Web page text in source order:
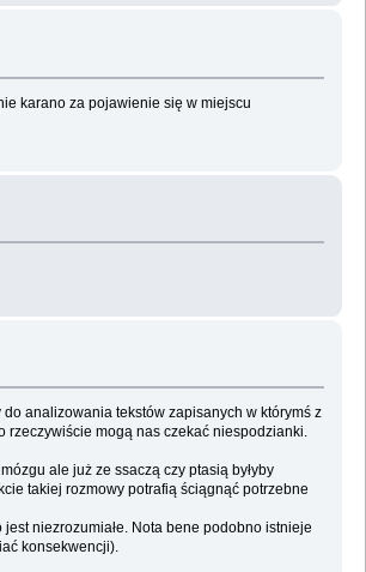
karano za pojawienie się w miejscu
analizowania tekstów zapisanych w którymś z
rzeczywiście mogą nas czekać niespodzianki.
ale już ze ssaczą czy ptasią byłyby
takiej rozmowy potrafią ściągnąć potrzebne
niezrozumiałe. Nota bene podobno istnieje
konsekwencji).